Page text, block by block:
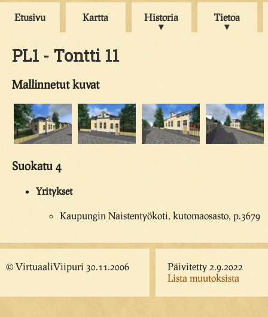
Etusivu Kartta Historia Tietoa
PL1 - Tontti 11
Mallinnetut kuvat
Suokatu 4
Yritykset
Kaupungin Naistentyökoti, kutomaosasto, p.3679
© VirtuaaliViipuri 30.11.2006
Päivitetty 2.9.2022
Lista muutoksista